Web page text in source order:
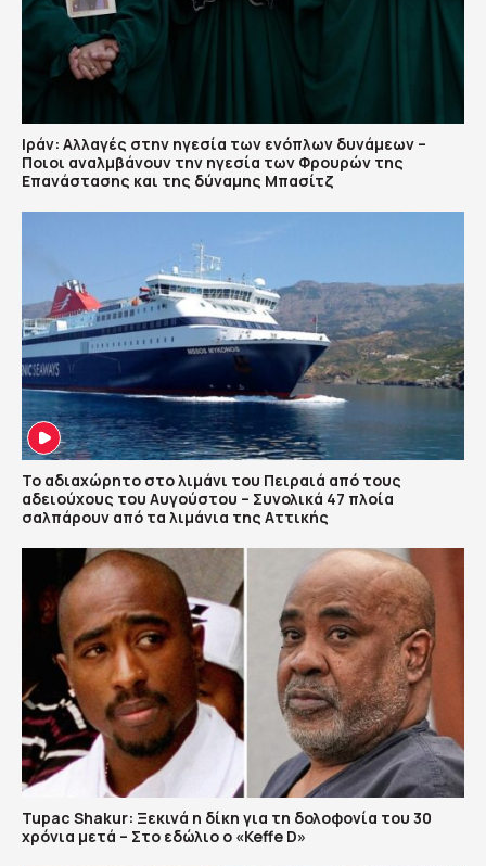
Ιράν: Αλλαγές στην ηγεσία των ενόπλων δυνάμεων –
Ποιοι αναλμβάνουν την ηγεσία των Φρουρών της
Επανάστασης και της δύναμης Μπασίτζ
Το αδιαχώρητο στο λιμάνι του Πειραιά από τους
αδειούχους του Αυγούστου – Συνολικά 47 πλοία
σαλπάρουν από τα λιμάνια της Αττικής
Tupac Shakur: Ξεκινά η δίκη για τη δολοφονία του 30
χρόνια μετά – Στο εδώλιο ο «Keffe D»